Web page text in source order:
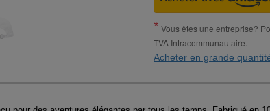
Vous êtes une entreprise?
TVA Intracommunautaire.
Acheter en grande